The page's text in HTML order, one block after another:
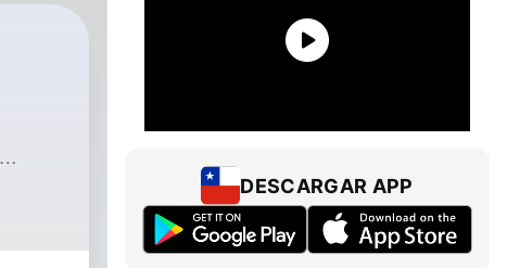
DESCARGAR APP